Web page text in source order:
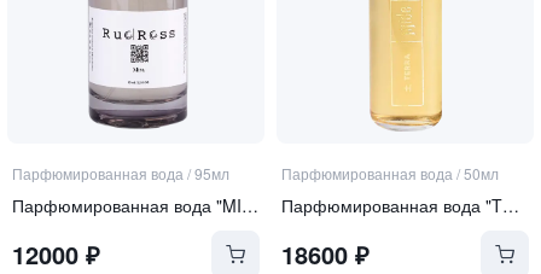
Парфюмированная вода /95мл
Парфюмированная вода "MIRA"
12000 ₽
Парфюмированная вода /50мл
Парфюмированная вода "TERRA"
18600₽